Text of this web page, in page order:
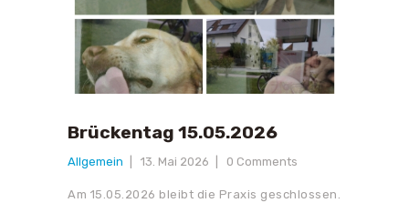
Brückentag 15.05.2026
Allgemein 13. Mai 2026 0 Comments
Am 15.05.2026 bleibt die Praxis geschlossen.